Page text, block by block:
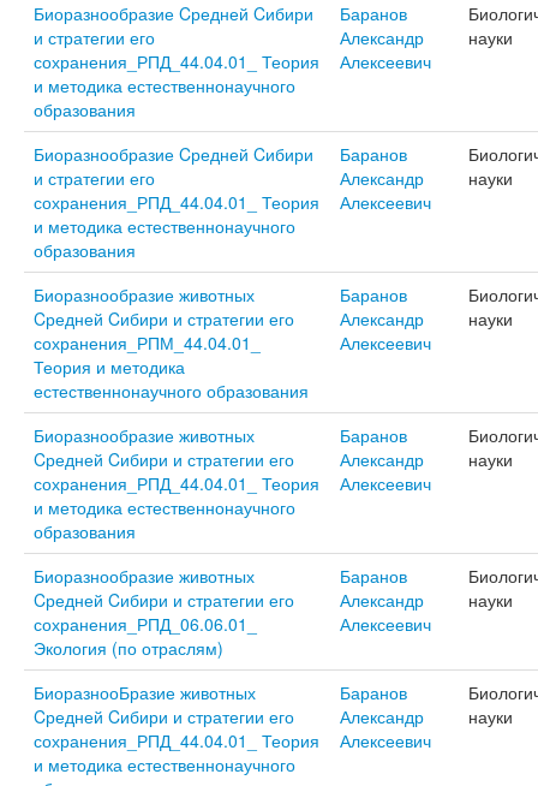
Биоразнообразие Cредней Cибири
и стратегии его
сохранения_РПД_44.04.01_ Теория
и методика естественнонаучного
образования
Баранов
Александр
Алексеевич
науки
Биоразнообразие Cредней Cибири
и стратегии его
сохранения_РПД_44.04.01_ Теория
и методика естественнонаучного
образования
Баранов
Александр
Алексеевич
науки
Биоразнообразие животных
Cредней Cибири и стратегии его
сохранения_РПМ_44.04.01_
Теория и методика
естественнонаучного образования
Баранов
Александр
Алексеевич
науки
Биоразнообразие животных
Cредней Cибири и стратегии его
сохранения_РПД_44.04.01_ Теория
и методика естественнонаучного
образования
Баранов
Александр
Алексеевич
науки
Биоразнообразие животных
Cредней Cибири и стратегии его
сохранения_РПД_06.06.01_
Экология (по отраслям)
Баранов
Александр
Алексеевич
науки
БиоразнооБразие животных
Cредней Cибири и стратегии его
сохранения_РПД_44.04.01_ Теория
и методика естественнонаучного
Баранов
Александр
Алексеевич
науки